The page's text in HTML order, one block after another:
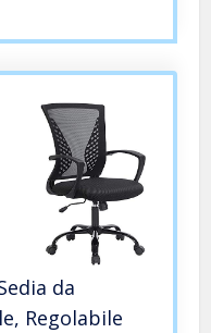
da
Regolabile